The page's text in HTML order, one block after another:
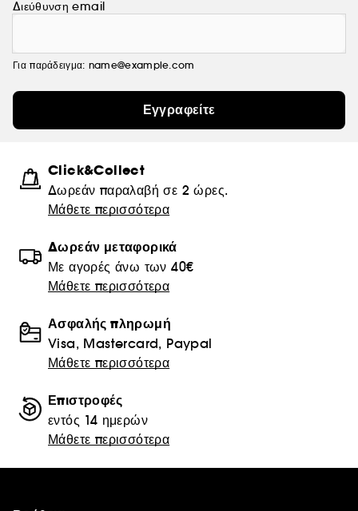
Διεύθυνση email
Για παράδειγμα: name@example.com
Εγγραφείτε
Click&Collect
Δωρεάν παραλαβή σε 2 ώρες.
Μάθετε περισσότερα
Δωρεάν μεταφορικά
Με αγορές άνω των 40€
Μάθετε περισσότερα
Ασφαλής πληρωμή
Visa, Mastercard, Paypal
Μάθετε περισσότερα
Επιστροφές
εντός 14 ημερών
Μάθετε περισσότερα